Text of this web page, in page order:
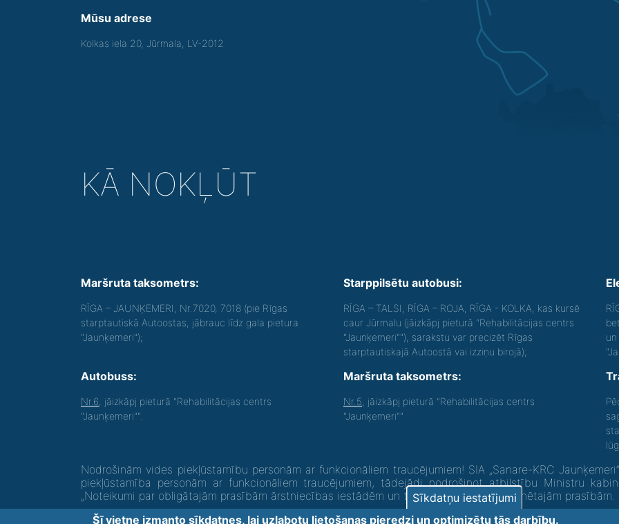
Mūsu adrese
Kolkas iela 20, Jūrmala, LV-2012
KĀ NOKĻŪT
Maršruta taksometrs:
RĪGA – JAUNĶEMERI, Nr.7020, 7018 (pie Rīgas
starptautiskā Autoostas, jābrauc līdz gala pietura
"Jaunķemeri");
Starppilsētu autobusi:
RĪGA – TALSI, RĪGA – ROJA, RĪGA - KOLKA, kas kursē
caur Jūrmalu (jāizkāpj pieturā "Rehabilitācijas centrs
"Jaunķemeri""), sarakstu var precizēt Rīgas
starptautiskajā Autoostā vai izziņu birojā);
Autobuss:
Nr.6 , jāizkāpj pieturā "Rehabilitācijas centrs
"Jaunķemeri"".
Maršruta taksometrs:
Nr.5 , jāizkāpj pieturā "Rehabilitācijas centrs
"Jaunķemeri""
Nodrošinām vides piekļūstamību personām ar funkcionāliem traucējumiem! SIA „Sanare-KRC
piekļūstamība personām ar funkcionāliem traucējumiem, tādejādi nodrošinot atbilstību Ministru
„Noteikumi par obligātajām prasībām ārstniecības iestādēm un to struktūrvienībām” minētajām prasībām.
Sīkdatņu iestatījumi
Šī vietne izmanto sīkdatnes, lai uzlabotu lietošanas pieredzi un optimizētu tās darbību.